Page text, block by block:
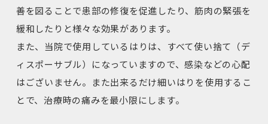
善を図ることで患部の修復を促進したり、筋肉の緊張を
緩和したりと様々な効果があります。
また、当院で使用しているはりは、すべて使い捨て（デ
ィスポーサブル）になっていますので、感染などの心配
はございません。また出来るだけ細いはりを使用するこ
とで、治療時の痛みを最小限にします。